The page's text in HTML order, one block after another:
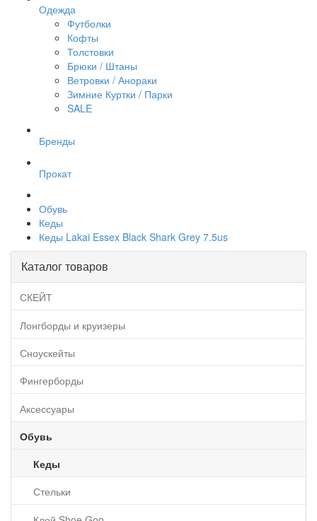
Одежда
Футболки
Кофты
Толстовки
Брюки / Штаны
Ветровки / Анораки
Зимние Куртки / Парки
SALE
Бренды
Прокат
Обувь
Кеды
Кеды Lakai Essex Black Shark Grey 7.5us
Каталог товаров
СКЕЙТ
Лонгборды и круизеры
Сноускейты
Фингерборды
Аксессуары
Обувь
Кеды
Стельки